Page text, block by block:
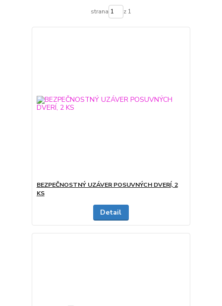
strana z 1
BEZPEČNOSTNÝ UZÁVER POSUVNÝCH DVERÍ, 2
KS
Detail